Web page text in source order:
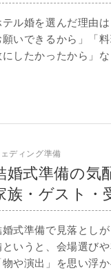
テル婚を選んだ理由
願いできるから」「
にしたかったから」
ディング準備
婚式準備の気
族・ゲスト・
婚式準備で見落とし
というと、会場選び
物や演出」を思い浮